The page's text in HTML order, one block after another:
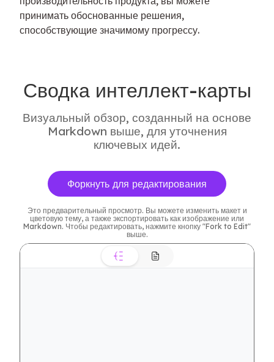
принимать обоснованные решения,
способствующие значимому прогрессу.
Сводка интеллект-карты
Визуальный обзор, созданный на основе
Markdown выше, для уточнения
ключевых идей.
Форкнуть для редактирования
Это предварительный просмотр. Вы можете изменить макет и
цветовую тему, а также экспортировать как изображение или
Markdown. Чтобы редактировать, нажмите кнопку "Fork to Edit"
выше.